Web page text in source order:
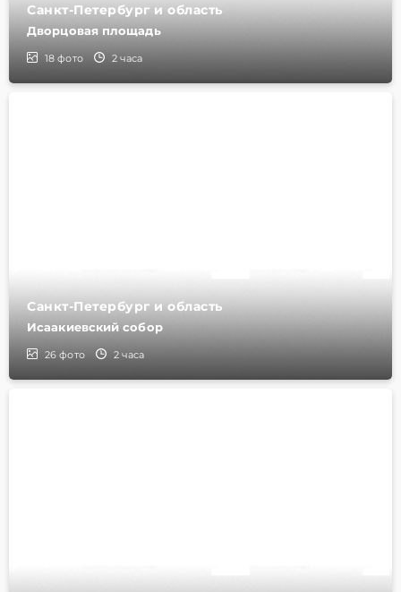
Санкт-Петербург и область
Дворцовая площадь
18 фото 2 часа
Санкт-Петербург и область
Исаакиевский собор
26 фото 2 часа